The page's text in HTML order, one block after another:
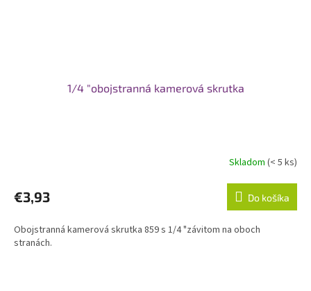
1/4 "obojstranná kamerová skrutka
Skladom (< 5 ks)
€3,93 Do košíka
Obojstranná kamerová skrutka 859 s 1/4 "závitom na oboch
stranách.